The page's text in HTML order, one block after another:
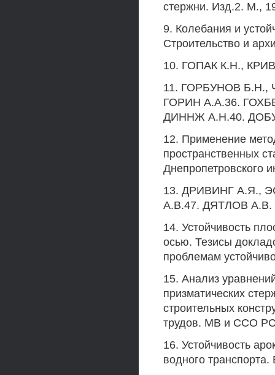
стержни. Изд.2. М.,
9. Колебания и
Строительство и
10. ГОПАК К.Н.,
11. ГОРБУНОВ Б.Н.,
ГОРИН A.A.36.
ДИННЖ А.Н.40.
12. Применение
пространственных
Днепропетровского
13. ДРИВИНГ А.Я.,
A.B.47. ДЯТЛОВ A.B.
14. Устойчивость
осью. Тезисы
проблемам
15. Анализ
призматических
строительных
трудов. MB и ССО
16. Устойчивость
водного